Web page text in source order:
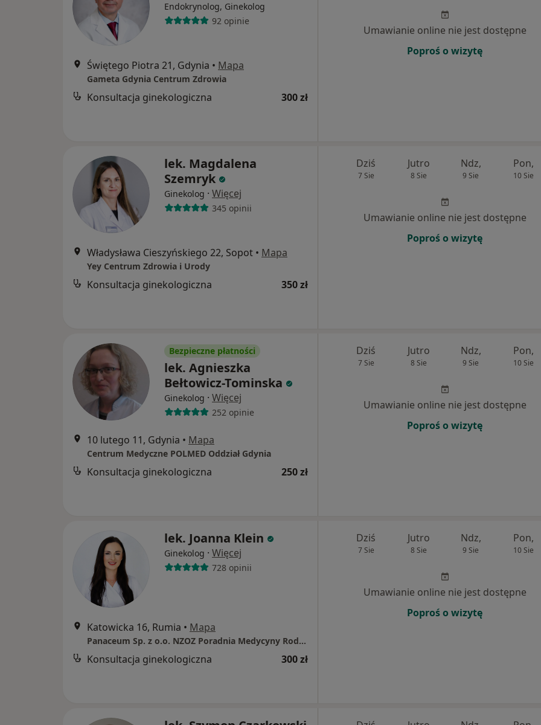
Endokrynolog, Ginekolog
92 opinie
Świętego Piotra 21, Gdynia • Mapa
Gameta Gdynia Centrum Zdrowia
Konsultacja ginekologiczna 300 zł
Umawianie online nie jest dostępne
Poproś o wizytę
lek. Magdalena
Szemryk
Ginekolog · Więcej
345 opinii
Władysława Cieszyńskiego 22, Sopot • Mapa
Yey Centrum Zdrowia i Urody
Konsultacja ginekologiczna 350 zł
Dziś
7 Sie
Jutro
8 Sie
Ndz,
9 Sie
Pon,
10 Sie
Umawianie online nie jest dostępne
Poproś o wizytę
Bezpieczne płatności
lek. Agnieszka
Bełtowicz-Tominska
Ginekolog · Więcej
252 opinie
10 lutego 11, Gdynia • Mapa
Centrum Medyczne POLMED Oddział Gdynia
Konsultacja ginekologiczna 250 zł
Dziś
7 Sie
Jutro
8 Sie
Ndz,
9 Sie
Pon,
10 Sie
Umawianie online nie jest dostępne
Poproś o wizytę
lek. Joanna Klein
Ginekolog · Więcej
728 opinii
Katowicka 16, Rumia • Mapa
Panaceum Sp. z o.o. NZOZ Poradnia Medycyny Rodzinnej
Konsultacja ginekologiczna 300 zł
Dziś
7 Sie
Jutro
8 Sie
Ndz,
9 Sie
Pon,
10 Sie
Umawianie online nie jest dostępne
Poproś o wizytę